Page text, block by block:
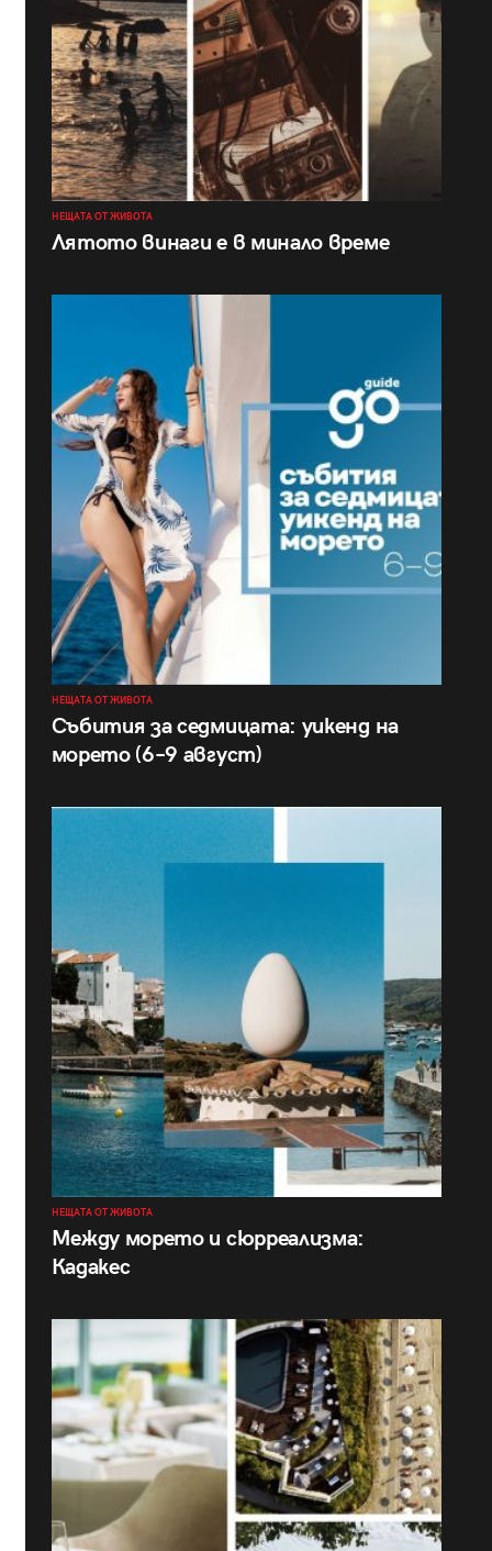
НЕЩАТА ОТ ЖИВОТА
Лятото винаги е в минало време
НЕЩАТА ОТ ЖИВОТА
Събития за седмицата: уикенд на
морето (6–9 август)
НЕЩАТА ОТ ЖИВОТА
Между морето и сюрреализма:
Кадакес